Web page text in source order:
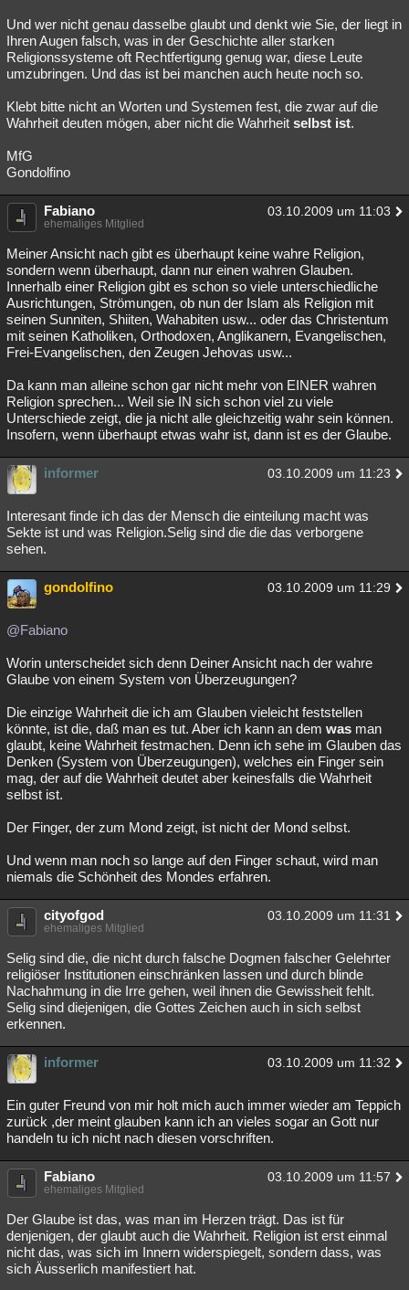
Und wer nicht genau dasselbe glaubt und denkt wie Sie, der liegt in
Ihren Augen falsch, was in der Geschichte aller starken
Religionssysteme oft Rechtfertigung genug war, diese Leute
umzubringen. Und das ist bei manchen auch heute noch so.
Klebt bitte nicht an Worten und Systemen fest, die zwar auf die
Wahrheit deuten mögen, aber nicht die Wahrheit selbst ist.
MfG
Gondolfino
Fabiano 03.10.2009 um 11:03
ehemaliges Mitglied
Meiner Ansicht nach gibt es überhaupt keine wahre Religion,
sondern wenn überhaupt, dann nur einen wahren Glauben.
Innerhalb einer Religion gibt es schon so viele unterschiedliche
Ausrichtungen, Strömungen, ob nun der Islam als Religion mit
seinen Sunniten, Shiiten, Wahabiten usw... oder das Christentum
mit seinen Katholiken, Orthodoxen, Anglikanern, Evangelischen,
Frei-Evangelischen, den Zeugen Jehovas usw...
Da kann man alleine schon gar nicht mehr von EINER wahren
Religion sprechen... Weil sie IN sich schon viel zu viele
Unterschiede zeigt, die ja nicht alle gleichzeitig wahr sein können.
Insofern, wenn überhaupt etwas wahr ist, dann ist es der Glaube.
informer 03.10.2009 um 11:23
Interesant finde ich das der Mensch die einteilung macht was
Sekte ist und was Religion.Selig sind die die das verborgene
sehen.
gondolfino 03.10.2009 um 11:29
@Fabiano
Worin unterscheidet sich denn Deiner Ansicht nach der wahre
Glaube von einem System von Überzeugungen?
Die einzige Wahrheit die ich am Glauben vieleicht feststellen
könnte, ist die, daß man es tut. Aber ich kann an dem was man
glaubt, keine Wahrheit festmachen. Denn ich sehe im Glauben das
Denken (System von Überzeugungen), welches ein Finger sein
mag, der auf die Wahrheit deutet aber keinesfalls die Wahrheit
selbst ist.
Der Finger, der zum Mond zeigt, ist nicht der Mond selbst.
Und wenn man noch so lange auf den Finger schaut, wird man
niemals die Schönheit des Mondes erfahren.
cityofgod 03.10.2009 um 11:31
ehemaliges Mitglied
Selig sind die, die nicht durch falsche Dogmen falscher Gelehrter
religiöser Institutionen einschränken lassen und durch blinde
Nachahmung in die Irre gehen, weil ihnen die Gewissheit fehlt.
Selig sind diejenigen, die Gottes Zeichen auch in sich selbst
erkennen.
informer 03.10.2009 um 11:32
Ein guter Freund von mir holt mich auch immer wieder am Teppich
zurück ,der meint glauben kann ich an vieles sogar an Gott nur
handeln tu ich nicht nach diesen vorschriften.
Fabiano 03.10.2009 um 11:57
ehemaliges Mitglied
Der Glaube ist das, was man im Herzen trägt. Das ist für
denjenigen, der glaubt auch die Wahrheit. Religion ist erst einmal
nicht das, was sich im Innern widerspiegelt, sondern dass, was
sich Äusserlich manifestiert hat.